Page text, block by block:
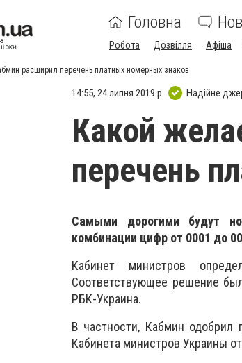
Головна
Робота Дозвілля Афіша
расширил перечень платных номерных знаков
14:55, 24 липня 2019 р. Надійне
Какой
перечень
Самыми дорогими будут
комбинации цифр от 0001 до
Кабинет министров
Соответствующее решение
РБК-Украина.
В частности, Кабмин одобрил
Кабинета министров Украины